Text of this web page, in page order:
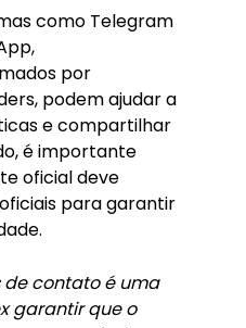
como Telegram
por
podem ajudar a
e compartilhar
é importante
oficial deve
para garantir
de contato é uma
garantir que o